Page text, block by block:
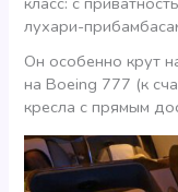
лухари-
Он особенно крут
на Boeing 777 (к
кресла с прямым